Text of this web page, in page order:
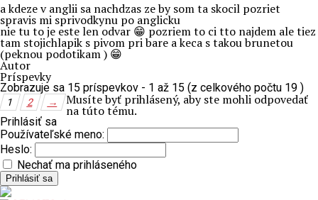
a kdeze v anglii sa nachdzas ze by som ta skocil pozriet
spravis mi sprivodkynu po anglicku
nie tu to je este len odvar 😁 pozriem to ci tto najdem ale tiez
tam stojichlapik s pivom pri bare a keca s takou brunetou
(peknou podotikam ) 😁
Autor
Príspevky
Zobrazuje sa 15 príspevkov - 1 až 15 (z celkového počtu 19 )
1 2 → Musíte byť prihlásený, aby ste mohli odpovedať
na túto tému.
Prihlásiť sa
Používateľské meno:
Heslo:
Nechať ma prihláseného
Prihlásiť sa